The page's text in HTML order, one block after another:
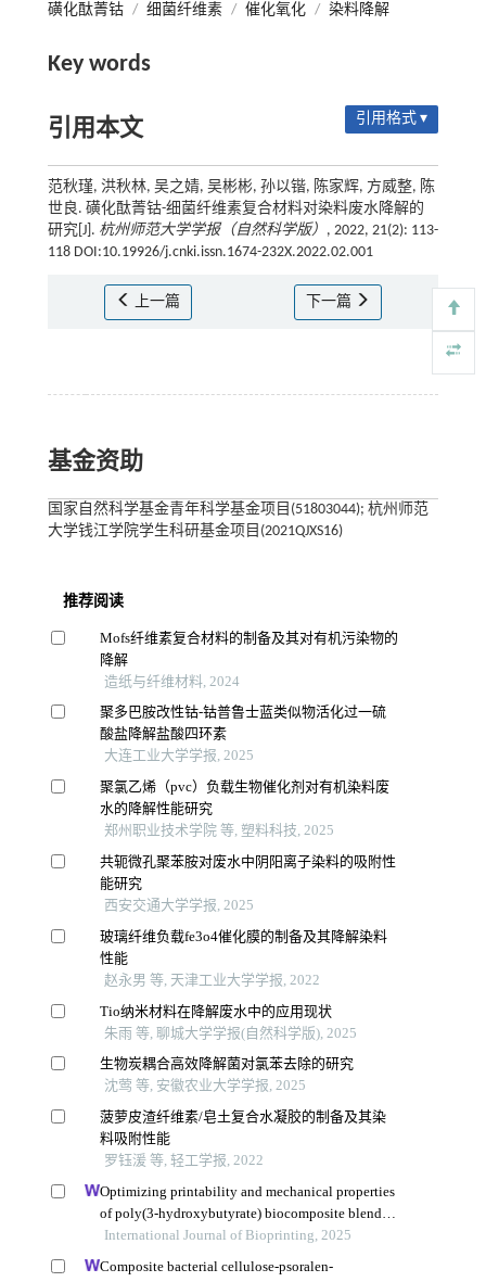
磺化酞菁钴 / 细菌纤维素 / 催化氧化 / 染料降解
Key words
引用本文 引用格式 ▾
范秋瑾, 洪秋林, 吴之婧, 吴彬彬, 孙以锴, 陈家辉, 方威整, 陈
世良. 磺化酞菁钴-细菌纤维素复合材料对染料废水降解的
研究[J]. 杭州师范大学学报（自然科学版） , 2022, 21(2): 113-
118 DOI:10.19926/j.cnki.issn.1674-232X.2022.02.001
上一篇 下一篇
基金资助
国家自然科学基金青年科学基金项目(51803044); 杭州师范
大学钱江学院学生科研基金项目(2021QJXS16)